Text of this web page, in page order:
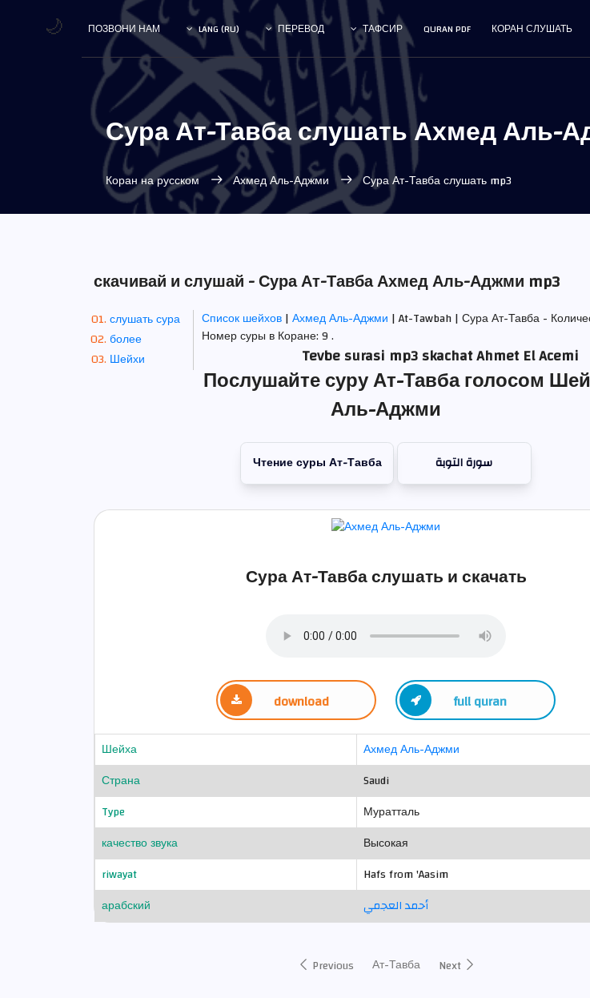
КОРАН СЛУШАТЬ
QURAN PDF
ТАФСИР
ПЕРЕВОД
LANG (RU)
ПОЗВОНИ НАМ
Сура Ат-Тавба слушать Ахмед Аль-
Коран на русском Ахмед Аль-Аджми Сура Ат-Тавба слушать mp3
скачивай и слушай - Сура Ат-Тавба Ахмед Аль-Аджми mp3
слушать сура
более
Шейхи
Список шейхов|Ахмед Аль-Аджми | At-Tawbah | Сура Ат-Тавба -
Номер суры в Коране: 9 .
Tevbe surasi mp3 skachat Ahmet El Acemi
Послушайте суру Ат-Тавба голосом
Аль-Аджми
Чтение суры Ат-Тавба سورة التوبة
Сура Ат-Тавба слушать и скачать
download full quran
Шейха
Ахмед Аль-Аджми
Страна
Saudi
Type
Муратталь
качество звука
Высокая
riwayat
Hafs from 'Aasim
арабский
أحمد العجمي
Previous Ат-Тавба Next
🌙